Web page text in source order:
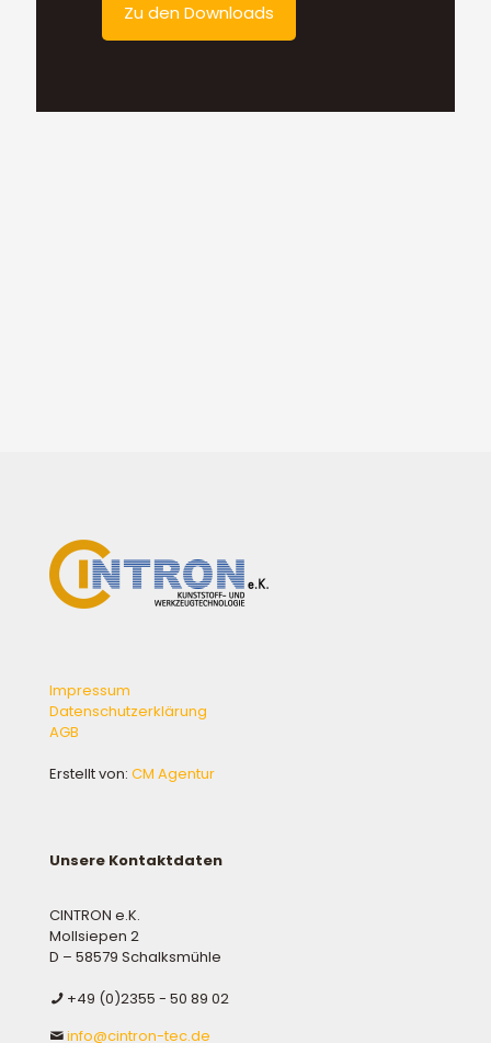
Zu den Downloads
Impressum
Datenschutzerklärung
AGB
Erstellt von: CM Agentur
Unsere Kontaktdaten
CINTRON e.K.
Mollsiepen 2
D – 58579 Schalksmühle
+49 (0)2355 - 50 89 02
info@cintron-tec.de